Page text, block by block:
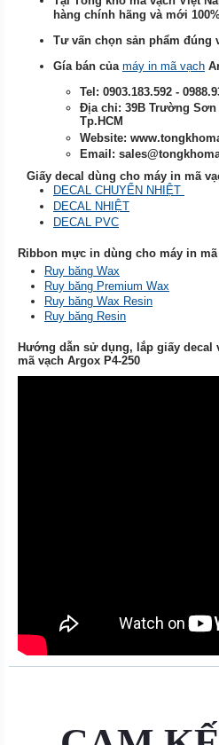
hàng chính hãng và mới
Tư vấn chọn sản phẩm đúng
Gía bán của máy in mã vạch
Tel: 0903.183.592 -
Địa chỉ: 39B Trường Sơn
Tp.HCM
Website:
Email:
Giấy decal dùng cho máy in mã
DECAL CHUYỂN NHIỆT
DECAL NHIỆT
DECAL PVC
Ribbon mực in dùng cho máy in mã
Ruy băng Wax
Ruy băng Premium Wax
Ruy băng Wax Resin
Ruy băng Resin
Hướng dẫn sử dụng, lắp giấy decal
mã vạch Argox P4-250